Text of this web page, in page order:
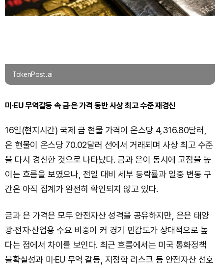
TokenPost.ai
미·EU 무역갈등 속 금·은 가격 동반 사상 최고 수준 재경신
16일(현지시간) 국제 금 현물 가격이 온스당 4,316.80달러,
은 현물이 온스당 70.02달러 선에서 거래되며 사상 최고 수준
을 다시 경신한 것으로 나타났다. 금과 은이 동시에 고점을 높
이는 흐름을 보였으나, 전일 대비 세부 등락률과 일중 변동 구
간은 아직 집계가 완전히 확인되지 않고 있다.
금과 은 가격은 모두 안전자산 성격을 공유하지만, 은은 태양
광·전자·산업용 수요 비중이 커 경기 민감도가 상대적으로 높
다는 점에서 차이를 보인다. 최근 흐름에서는 미국 통화정책
불확실성과 미·EU 무역 갈등, 지정학 리스크 등 안전자산 선호